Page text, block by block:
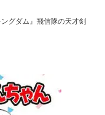
グダム』飛信隊の天才剣